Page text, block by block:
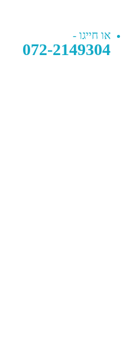
או חייגו -
072-2149304